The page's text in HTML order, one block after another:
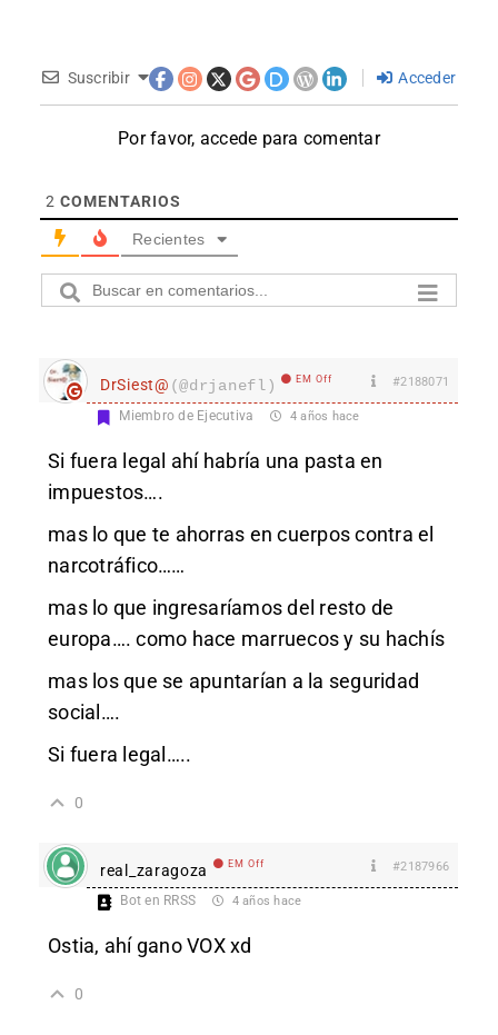
Suscribir Acceder
Por favor, accede para comentar
2 COMENTARIOS
Recientes
DrSiest@ (@drjanefl) EM Off #2188071
Miembro de Ejecutiva 4 años hace
Si fuera legal ahí habría una pasta en
impuestos….
mas lo que te ahorras en cuerpos contra el
narcotráfico……
mas lo que ingresaríamos del resto de
europa…. como hace marruecos y su hachís
mas los que se apuntarían a la seguridad
social….
Si fuera legal…..
0
real_zaragoza EM Off #2187966
Bot en RRSS 4 años hace
Ostia, ahí gano VOX xd
0